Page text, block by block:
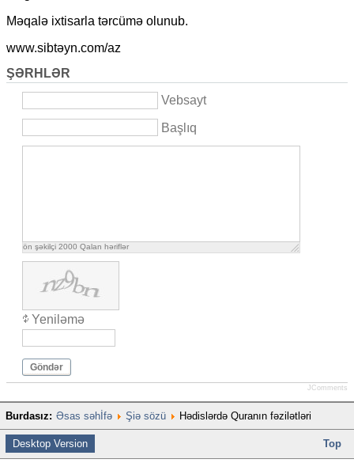
Məqalə ixtisarla tərcümə olunub.
www.sibtəyn.com/az
ŞƏRHLƏR
Vebsayt
Başlıq
ön şəkilçi 2000 Qalan həriflər
Yeniləmə
Göndər
JComments
Burdasız: Əsas səhİfə Şiə sözü Hədislərdə Quranın fəzilətləri
Desktop Version Top